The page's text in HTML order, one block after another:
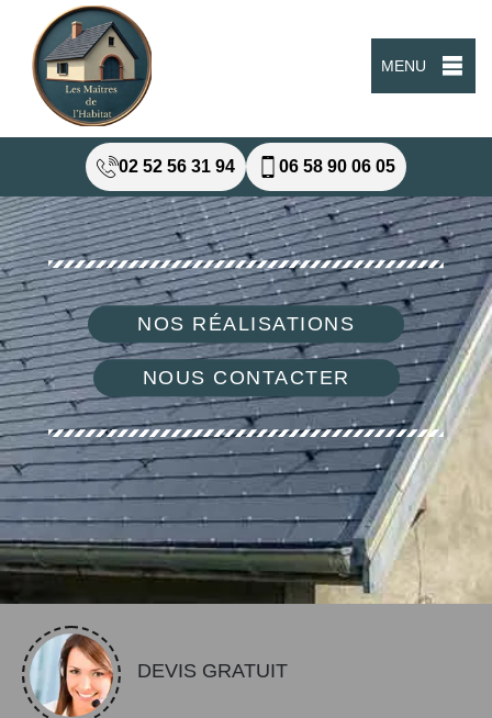
MENU
02 52 56 31 94 06 58 90 06 05
NOS RÉALISATIONS
NOUS CONTACTER
DEVIS GRATUIT